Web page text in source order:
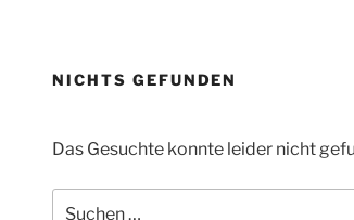
NICHTS GEFUNDEN
Das Gesuchte konnte leider nicht